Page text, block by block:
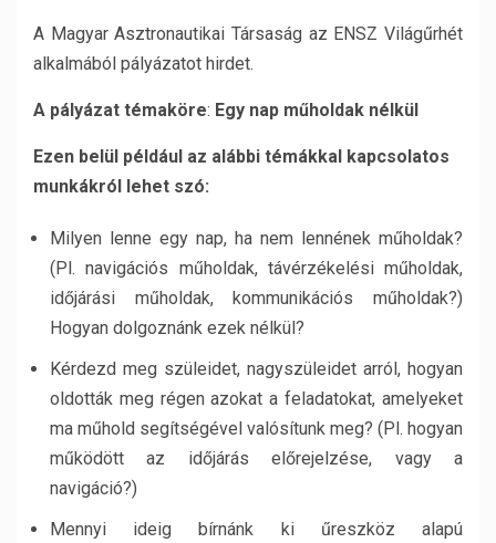
A Magyar Asztronautikai Társaság az ENSZ Világűrhét
alkalmából pályázatot hirdet.
A pályázat témaköre: Egy nap műholdak nélkül
Ezen belül például az alábbi témákkal kapcsolatos
munkákról lehet szó:
Milyen lenne egy nap, ha nem lennének műholdak?
(Pl. navigációs műholdak, távérzékelési műholdak,
időjárási műholdak, kommunikációs műholdak?)
Hogyan dolgoznánk ezek nélkül?
Kérdezd meg szüleidet, nagyszüleidet arról, hogyan
oldották meg régen azokat a feladatokat, amelyeket
ma műhold segítségével valósítunk meg? (Pl. hogyan
működött az időjárás előrejelzése, vagy a
navigáció?)
Mennyi ideig bírnánk ki űreszköz alapú